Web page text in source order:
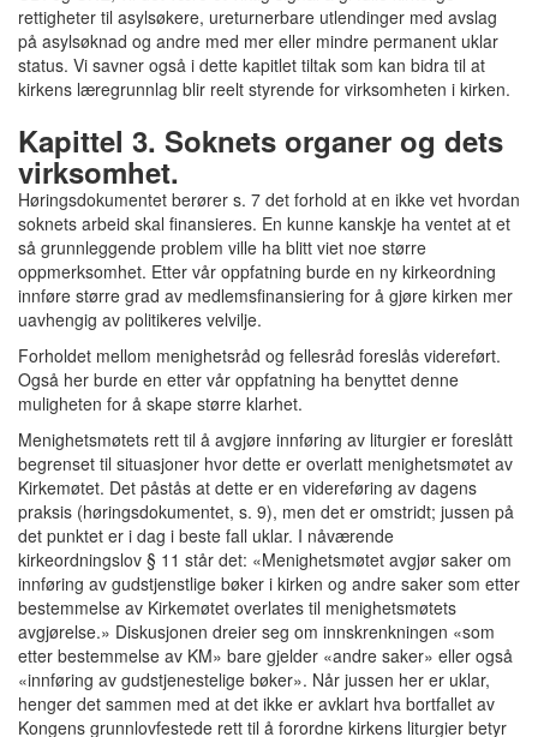
rettigheter til asylsøkere, ureturnerbare utlendinger med avslag
på asylsøknad og andre med mer eller mindre permanent uklar
status. Vi savner også i dette kapitlet tiltak som kan bidra til at
kirkens læregrunnlag blir reelt styrende for virksomheten i kirken.
Kapittel 3. Soknets organer og dets
virksomhet.
Høringsdokumentet berører s. 7 det forhold at en ikke vet hvordan
soknets arbeid skal finansieres. En kunne kanskje ha ventet at et
så grunnleggende problem ville ha blitt viet noe større
oppmerksomhet. Etter vår oppfatning burde en ny kirkeordning
innføre større grad av medlemsfinansiering for å gjøre kirken mer
uavhengig av politikeres velvilje.
Forholdet mellom menighetsråd og fellesråd foreslås videreført.
Også her burde en etter vår oppfatning ha benyttet denne
muligheten for å skape større klarhet.
Menighetsmøtets rett til å avgjøre innføring av liturgier er foreslått
begrenset til situasjoner hvor dette er overlatt menighetsmøtet av
Kirkemøtet. Det påstås at dette er en videreføring av dagens
praksis (høringsdokumentet, s. 9), men det er omstridt; jussen på
det punktet er i dag i beste fall uklar. I nåværende
kirkeordningslov § 11 står det: «Menighetsmøtet avgjør saker om
innføring av gudstjenstlige bøker i kirken og andre saker som etter
bestemmelse av Kirkemøtet overlates til menighetsmøtets
avgjørelse.» Diskusjonen dreier seg om innskrenkningen «som
etter bestemmelse av KM» bare gjelder «andre saker» eller også
«innføring av gudstjenestelige bøker». Når jussen her er uklar,
henger det sammen med at det ikke er avklart hva bortfallet av
Kongens grunnlovfestede rett til å forordne kirkens liturgier betyr